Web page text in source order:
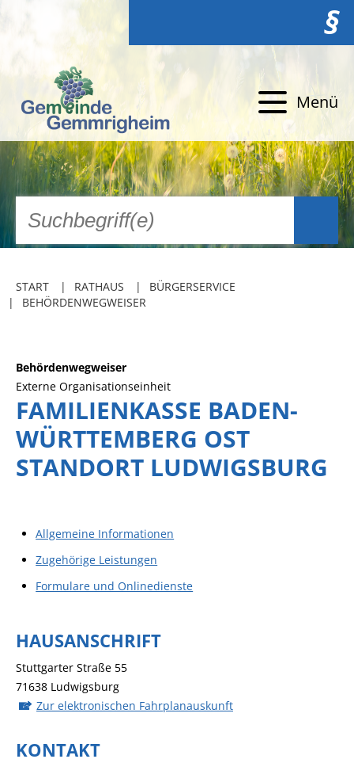
§
Menü
START RATHAUS
BÜRGERSERVICE
BEHÖRDENWEGWEISER
Behördenwegweiser
Externe Organisationseinheit
FAMILIENKASSE BADEN-
WÜRTTEMBERG OST
STANDORT LUDWIGSBURG
Allgemeine Informationen
Zugehörige Leistungen
Formulare und Onlinedienste
HAUSANSCHRIFT
Stuttgarter Straße 55
71638 Ludwigsburg
Zur elektronischen Fahrplanauskunft
KONTAKT